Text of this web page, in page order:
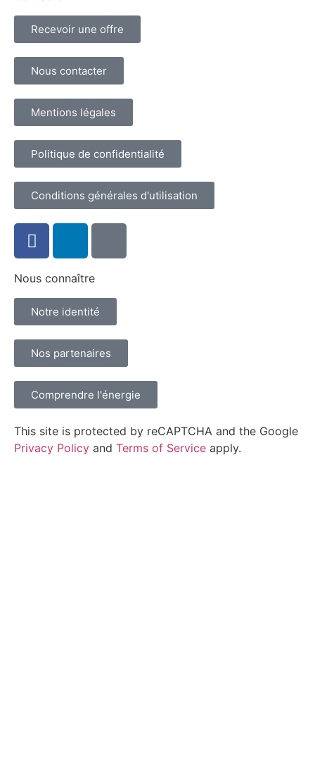
Recevoir une offre
Nous contacter
Mentions légales
Politique de confidentialité
Conditions générales d'utilisation
Nous connaître
Notre identité
Nos partenaires
Comprendre l'énergie
This site is protected by reCAPTCHA and the Google
Privacy Policy and Terms of Service apply.